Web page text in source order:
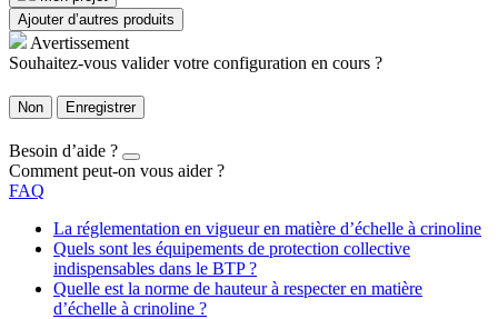
Ajouter d’autres produits
Avertissement
Souhaitez-vous valider votre configuration en cours ?
Non Enregistrer
Besoin d’aide ?
Comment peut-on vous aider ?
FAQ
La réglementation en vigueur en matière d’échelle à crinoline
Quels sont les équipements de protection collective
indispensables dans le BTP ?
Quelle est la norme de hauteur à respecter en matière
d’échelle à crinoline ?